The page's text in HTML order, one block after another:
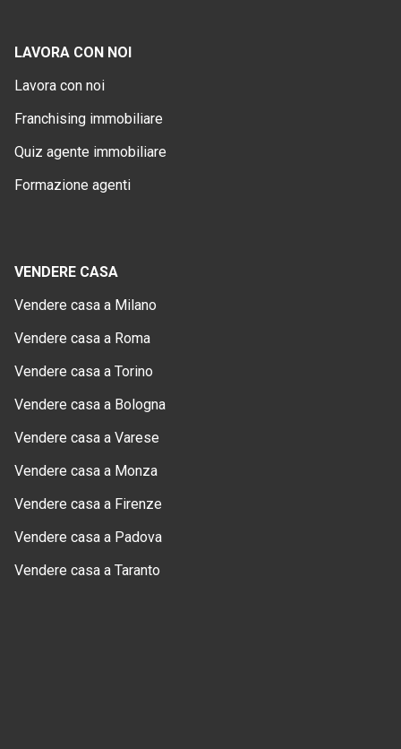
LAVORA CON NOI
Lavora con noi
Franchising immobiliare
Quiz agente immobiliare
Formazione agenti
VENDERE CASA
Vendere casa a Milano
Vendere casa a Roma
Vendere casa a Torino
Vendere casa a Bologna
Vendere casa a Varese
Vendere casa a Monza
Vendere casa a Firenze
Vendere casa a Padova
Vendere casa a Taranto